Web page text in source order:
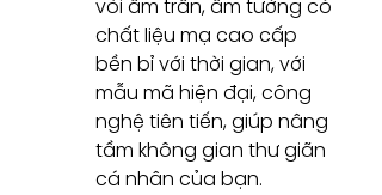
vòi âm trần, âm tường có
chất liệu mạ cao cấp
bền bỉ với thời gian, với
mẫu mã hiện đại, công
nghệ tiên tiến, giúp nâng
tầm không gian thư giãn
cá nhân của bạn.